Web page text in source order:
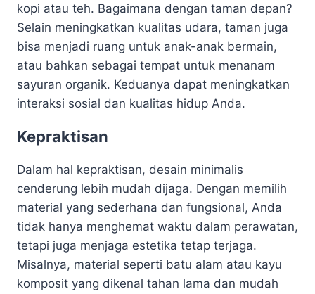
kopi atau teh. Bagaimana dengan taman depan?
Selain meningkatkan kualitas udara, taman juga
bisa menjadi ruang untuk anak-anak bermain,
atau bahkan sebagai tempat untuk menanam
sayuran organik. Keduanya dapat meningkatkan
interaksi sosial dan kualitas hidup Anda.
Kepraktisan
Dalam hal kepraktisan, desain minimalis
cenderung lebih mudah dijaga. Dengan memilih
material yang sederhana dan fungsional, Anda
tidak hanya menghemat waktu dalam perawatan,
tetapi juga menjaga estetika tetap terjaga.
Misalnya, material seperti batu alam atau kayu
komposit yang dikenal tahan lama dan mudah